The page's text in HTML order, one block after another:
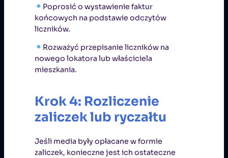
Poprosić o wystawienie faktur
końcowych na podstawie odczytów
liczników.
Rozważyć przepisanie liczników na
nowego lokatora lub właściciela
mieszkania.
Krok 4: Rozliczenie
zaliczek lub ryczałtu
Jeśli media były opłacane w formie
zaliczek, konieczne jest ich ostateczne